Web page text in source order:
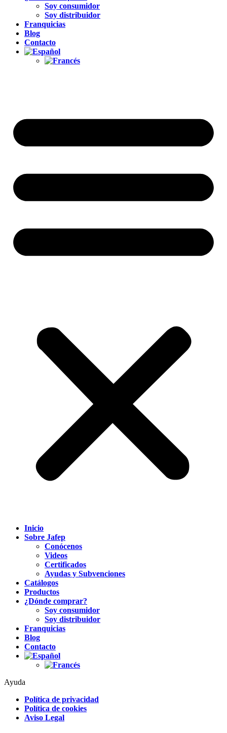
Soy consumidor
Soy distribuidor
Franquicias
Blog
Contacto
Inicio
Sobre Jafep
Conócenos
Videos
Certificados
Ayudas y Subvenciones
Catálogos
Productos
¿Dónde comprar?
Soy consumidor
Soy distribuidor
Franquicias
Blog
Contacto
Ayuda
Política de privacidad
Política de cookies
Aviso Legal